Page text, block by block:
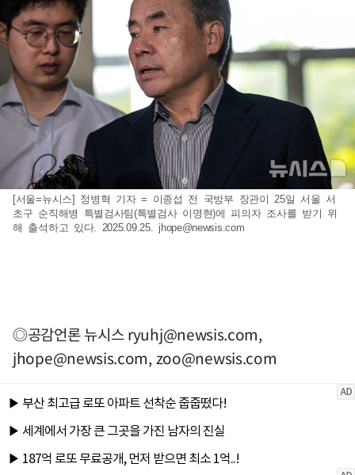
[서울=뉴시스] 정병혁 기자 = 이종섭 전 국방부 장관이 25일 서울 서
초구 순직해병 특별검사팀(특별검사 이명현)에 피의자 조사를 받기 위
해 출석하고 있다. 2025.09.25. jhope@newsis.com
◎공감언론 뉴시스ryuhj@newsis.com,
jhope@newsis.com,zoo@newsis.com